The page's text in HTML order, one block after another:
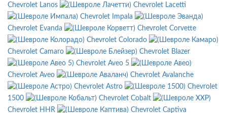
Chevrolet Lanos
Chevrolet Lacetti
Chevrolet Impala
Chevrolet Evanda
Chevrolet Corvette
Chevrolet Colorado
Chevrolet Camaro
Chevrolet Blazer
Chevrolet Aveo 5
Chevrolet Aveo
Chevrolet Avalanche
Chevrolet Astro
Chevrolet
1500
Chevrolet Cobalt
Chevrolet HHR
Chevrolet Captiva